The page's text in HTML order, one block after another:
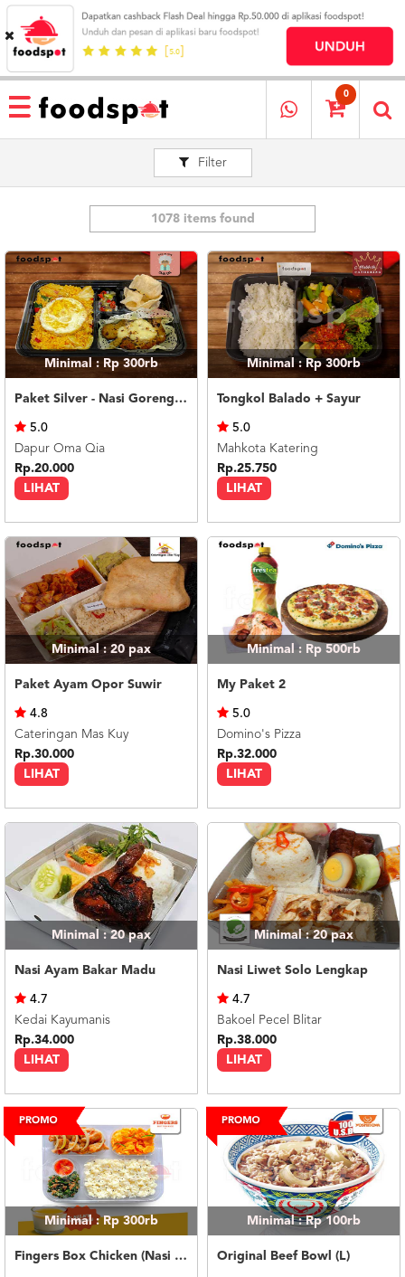
HOME
MENU
RESTAURANT
MEREKA
KATALOG
LOYALTY
PROGRAM
ABOUT
BLOG
TERMS
CENTER
021
5091
3494
LOGIN
DAFTAR
0
Filter
1078 items found
Minimal : Rp 300rb
Paket Silver - Nasi Goreng Nanas Geprek Mozza
LIHAT
5.0
Dapur Oma Qia
Rp.20.000
Minimal : Rp 300rb
Tongkol Balado + Sayur
LIHAT
5.0
Mahkota Katering
Rp.25.750
Minimal : 20pax
Paket Ayam Opor Suwir
LIHAT
4.8
Cateringan Mas Kuy
Rp.30.000
Minimal : Rp 500rb
My Paket 2
LIHAT
5.0
Domino's Pizza
Rp.32.000
Minimal : 20pax
Nasi Ayam Bakar Madu
LIHAT
4.7
Kedai Kayumanis
Rp.34.000
Minimal : 20pax
Nasi Liwet Solo Lengkap
LIHAT
4.7
Bakoel Pecel Blitar
Rp.38.000
Minimal : Rp 300rb
Fingers Box Chicken (Nasi Putih) Silky Pudding
Minimal : Rp 100rb
Original Beef Bowl (L)